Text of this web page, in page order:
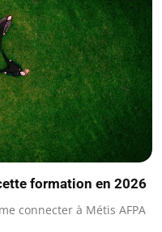
formation en 2026
connecter à Métis AFPA